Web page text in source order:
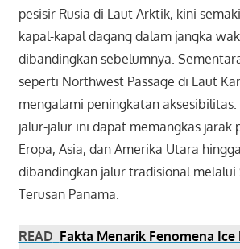
pesisir Rusia di Laut Arktik, kini
kapal-kapal dagang dalam jangka
dibandingkan sebelumnya.
seperti Northwest Passage di Laut
mengalami peningkatan aksesibilitas.
jalur-jalur ini dapat memangkas jarak
Eropa, Asia, dan Amerika Utara
dibandingkan jalur tradisional melalui
Terusan Panama.
READ Fakta Menarik Fenomena Ice